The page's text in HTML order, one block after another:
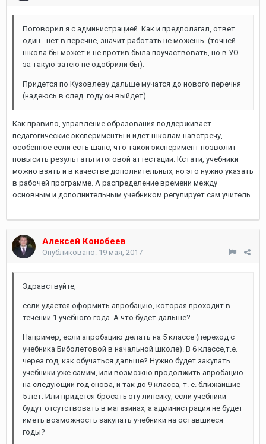
Поговорил я с администрацией. Как и предполагал, ответ
один - нет в перечне, значит работать не можешь. (точней
школа бы может и не против была поучаствовать, но в УО
за такую затею не одобрили бы).
Придется по Кузовлеву дальше мучатся до нового перечня
(надеюсь в след. году он выйдет).
Как правило, управление образования поддерживает
педагогические эксперименты и идет школам навстречу,
особенное если есть шанс, что такой эксперимент позволит
повысить результаты итоговой аттестации. Кстати, учебники
можно взять и в качестве дополнительных, но это нужно указать
в рабочей программе. А распределение времени между
основным и дополнительным учебником регулирует сам учитель.
Алексей Конобеев
Опубликовано: 19 мая, 2017
Здравствуйте,
если удается оформить апробацию, которая проходит в
течении 1 учебного года. А что будет дальше?
Например, если апробацию делать на 5 классе (переход с
учебника Биболетовой в начальной школе). В 6 классе,т.е.
через год, как обучаться дальше? Нужно будет закупать
учебники уже самим, или возможно продолжить апробацию
на следующий год снова, и так до 9 класса, т. е. ближайшие
5 лет. Или придется бросать эту линейку, если учебники
будут отсутствовать в магазинах, а администрация не будет
иметь возможность закупать учебники на оставшиеся
годы?